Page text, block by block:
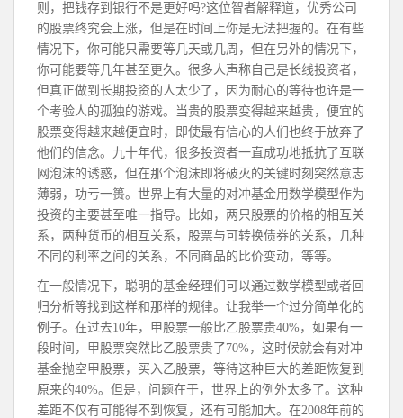
则，把钱存到银行不是更好吗?这位智者解释道，优秀公司
的股票终究会上涨，但是在时间上你是无法把握的。在有些
情况下，你可能只需要等几天或几周，但在另外的情况下，
你可能要等几年甚至更久。很多人声称自己是长线投资者，
但真正做到长期投资的人太少了，因为耐心的等待也许是一
个考验人的孤独的游戏。当贵的股票变得越来越贵，便宜的
股票变得越来越便宜时，即使最有信心的人们也终于放弃了
他们的信念。九十年代，很多投资者一直成功地抵抗了互联
网泡沫的诱惑，但在那个泡沫即将破灭的关键时刻突然意志
薄弱，功亏一篑。世界上有大量的对冲基金用数学模型作为
投资的主要甚至唯一指导。比如，两只股票的价格的相互关
系，两种货币的相互关系，股票与可转换债券的关系，几种
不同的利率之间的关系，不同商品的比价变动，等等。
在一般情况下，聪明的基金经理们可以通过数学模型或者回
归分析等找到这样和那样的规律。让我举一个过分简单化的
例子。在过去10年，甲股票一般比乙股票贵40%，如果有一
段时间，甲股票突然比乙股票贵了70%，这时候就会有对冲
基金抛空甲股票，买入乙股票，等待这种巨大的差距恢复到
原来的40%。但是，问题在于，世界上的例外太多了。这种
差距不仅有可能得不到恢复，还有可能加大。在2008年前的